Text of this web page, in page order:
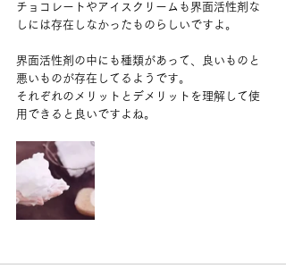
チョコレートやアイスクリームも界面活性剤な
しには存在しなかったものらしいですよ。
界面活性剤の中にも種類があって、良いものと
悪いものが存在してるようです。
それぞれのメリットとデメリットを理解して使
用できると良いですよね。